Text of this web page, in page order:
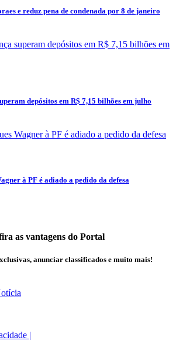
e reduz pena de condenada por 8 de janeiro
depósitos em R$ 7,15 bilhões em julho
à PF é adiado a pedido da defesa
as vantagens do Portal
anunciar classificados e muito mais!
|